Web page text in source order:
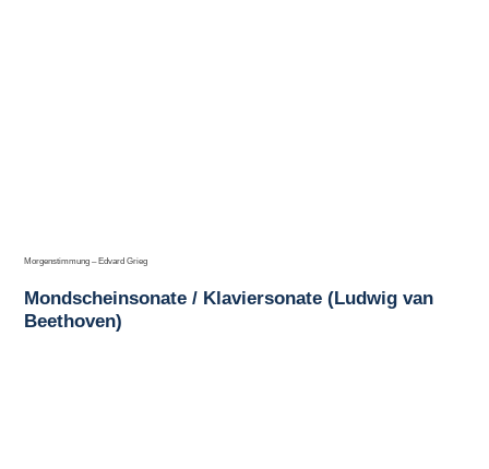
Morgenstimmung – Edvard Grieg
Mondscheinsonate / Klaviersonate (Ludwig van
Beethoven)